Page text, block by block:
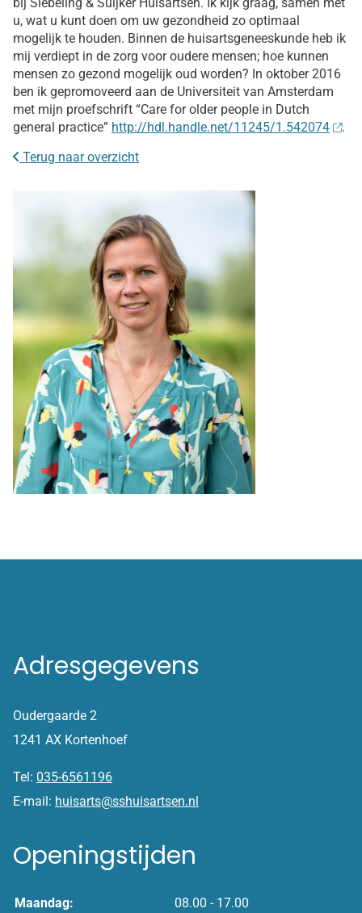
u, wat u kunt doen om uw gezondheid zo optimaal
mogelijk te houden. Binnen de huisartsgeneeskunde heb ik
mij verdiept in de zorg voor oudere mensen; hoe kunnen
mensen zo gezond mogelijk oud worden? In oktober 2016
ben ik gepromoveerd aan de Universiteit van Amsterdam
met mijn proefschrift “Care for older people in Dutch
general practice” http://hdl.handle.net/11245/1.542074
.
Terug naar overzicht
Adresgegevens
Oudergaarde 2
1241 AX Kortenhoef
Tel: 035-6561196
E-mail: huisarts@sshuisartsen.nl
Openingstijden
Maandag:
08.00 - 17.00